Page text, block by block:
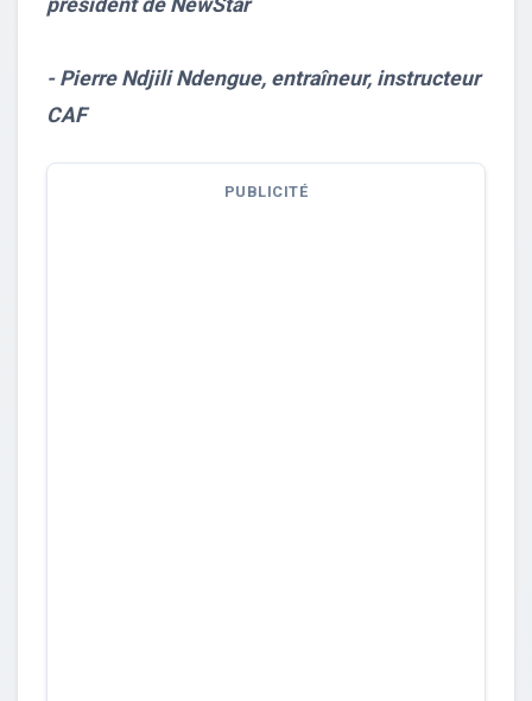
président de NewStar
- Pierre Ndjili Ndengue, entraîneur, instructeur
CAF
PUBLICITÉ